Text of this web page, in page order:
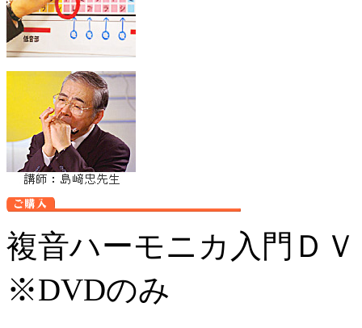
複音ハーモニカ入門Ｄ
※DVDのみ